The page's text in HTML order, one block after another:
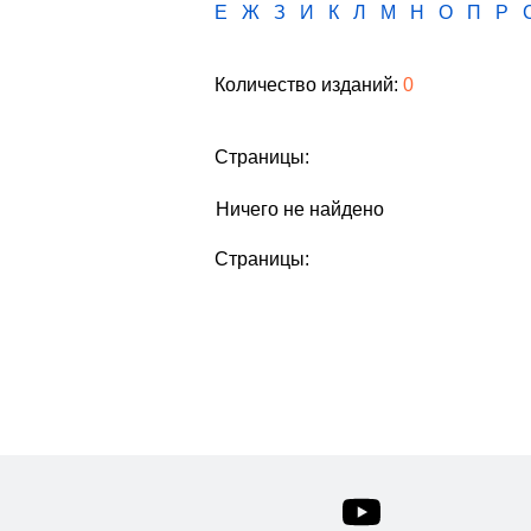
Е
Ж З И К Л М Н О П Р
Количество изданий: 0
Страницы:
Ничего не найдено
Страницы: